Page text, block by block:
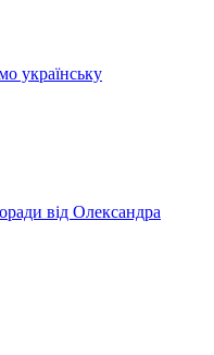
українську
від Олександра